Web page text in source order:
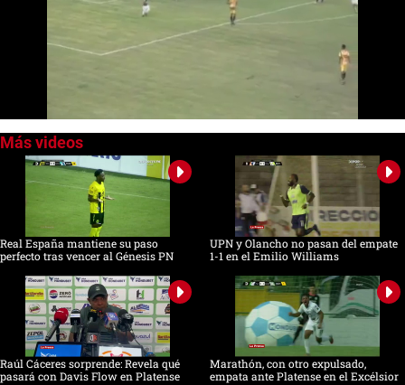
of
seconds
Real España mantiene su paso
perfecto tras vencer al Génesis PN
UPN y Olancho no pasan del empate
1-1 en el Emilio Williams
Raúl Cáceres sorprende: Revela qué
pasará con Davis Flow en Platense
Marathón, con otro expulsado,
empata ante Platense en el Excélsior